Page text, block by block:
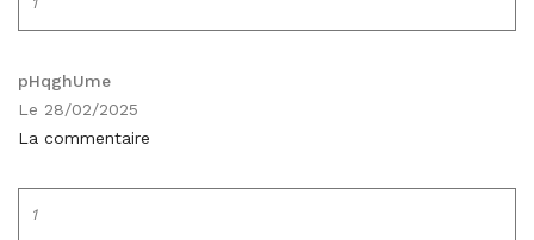
pHqghUme
Le 28/02/2025
La commentaire
1